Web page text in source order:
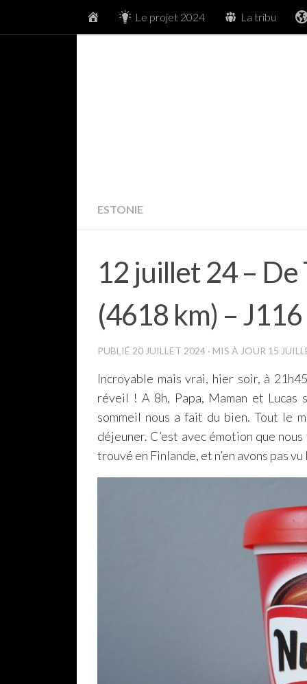
Skip to content Accueil Le projet 2024 La tribu
ESTONIE
12 juillet 24 – De
(4618 km) – J116
PUBLIÉ 20 JUILLET 2024 · MIS À JOUR 15
Incroyable mais vrai, hier soir, à
réveil ! A 8h, Papa, Maman et
sommeil nous a fait du bien. Tout le
déjeuner. C’est avec émotion que
trouvé en Finlande, et n’en avons pas